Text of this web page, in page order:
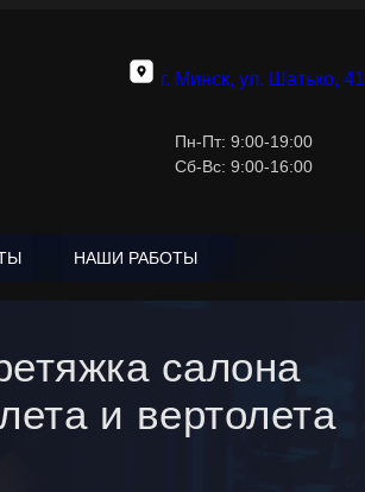
г. Минск, ул. Шатько, 41
Пн-Пт: 9:00-19:00
Сб-Вс: 9:00-16:00
НАШИ РАБОТЫ
салона
и вертолета